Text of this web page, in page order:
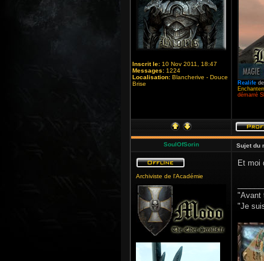
Inscrit le: 10 Nov 2011, 18:47
Messages: 1224
Localisation: Blancherive - Douce
Brise
Realife
démarré
SoulOfSorin Sujet du
Archiviste de l'Académie
Et moi
"Avant
"Je